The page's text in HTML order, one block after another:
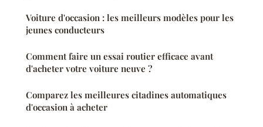
Voiture d'occasion : les meilleurs modèles pour les
jeunes conducteurs
Comment faire un essai routier efficace avant
d'acheter votre voiture neuve ?
Comparez les meilleures citadines automatiques
d'occasion à acheter